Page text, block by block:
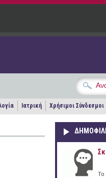
Ιατρική Χρήσιμοι Σύνδεσμοι
Το